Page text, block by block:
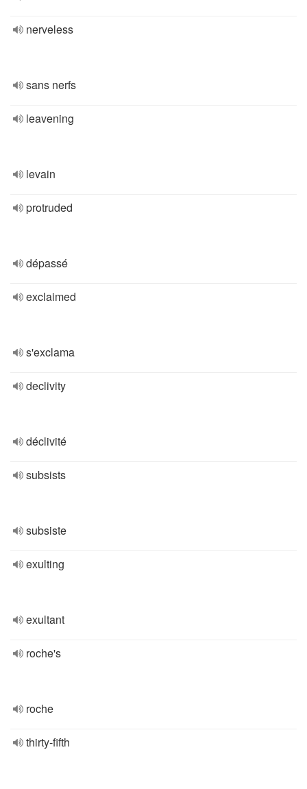
nerveless
sans nerfs
leavening
levain
protruded
dépassé
exclaimed
s'exclama
declivity
déclivité
subsists
subsiste
exulting
exultant
roche's
roche
thirty-fifth